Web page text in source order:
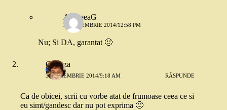
AndreeaG
3 SEPTEMBRIE 2014/12:58 PM
Nu; Si DA, garantat 🙂
Gabitza
3 SEPTEMBRIE 2014/9:18 AM RĂSPUNDE
Ca de obicei, scrii cu vorbe atat de frumoase ceea ce si
eu simt/gandesc dar nu pot exprima 🙂